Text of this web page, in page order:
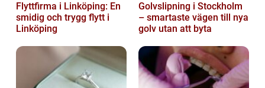
Flyttfirma i Linköping: En
smidig och trygg flytt i
Linköping
Golvslipning i Stockholm
– smartaste vägen till nya
golv utan att byta